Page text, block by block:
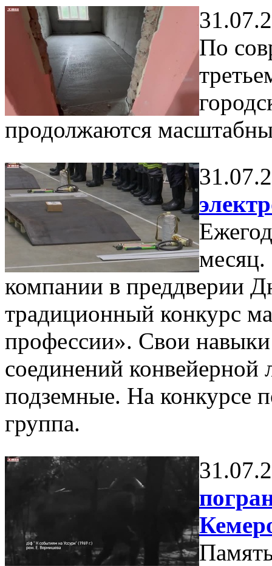
По
продолжаются
месяц.
компании в преддверии
традиционный конкурс
профессии». Свои
соединений конвейерной
подземные. На конкурсе
группа.